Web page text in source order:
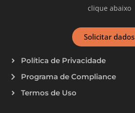
clique abaixo
Solicitar dados
Política de Privacidade
Programa de Compliance
Termos de Uso